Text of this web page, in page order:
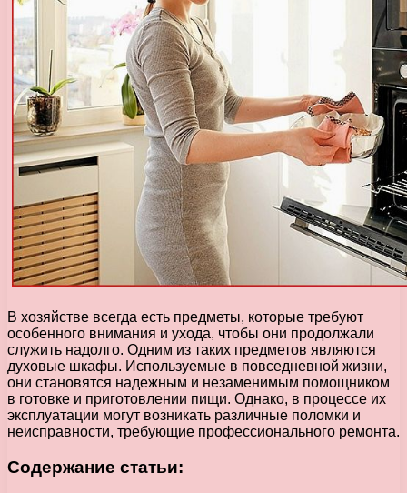
В хозяйстве всегда есть предметы, которые требуют
особенного внимания и ухода, чтобы они продолжали
служить надолго. Одним из таких предметов являются
духовые шкафы. Используемые в повседневной жизни,
они становятся надежным и незаменимым помощником
в готовке и приготовлении пищи. Однако, в процессе их
эксплуатации могут возникать различные поломки и
неисправности, требующие профессионального ремонта.
Содержание статьи: